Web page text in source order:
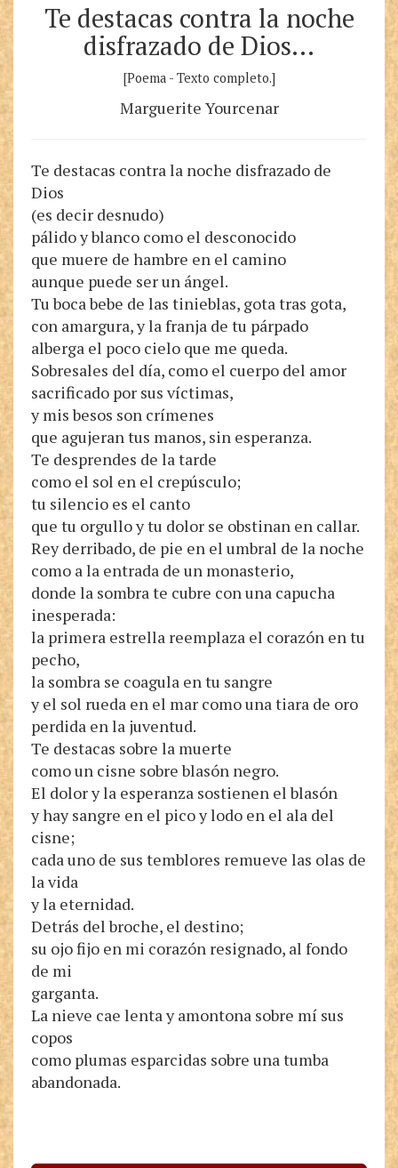
Te destacas contra la noche
disfrazado de Dios…
[Poema - Texto completo.]
Marguerite Yourcenar
Te destacas contra la noche disfrazado de
Dios
(es decir desnudo)
pálido y blanco como el desconocido
que muere de hambre en el camino
aunque puede ser un ángel.
Tu boca bebe de las tinieblas, gota tras gota,
con amargura, y la franja de tu párpado
alberga el poco cielo que me queda.
Sobresales del día, como el cuerpo del amor
sacrificado por sus víctimas,
y mis besos son crímenes
que agujeran tus manos, sin esperanza.
Te desprendes de la tarde
como el sol en el crepúsculo;
tu silencio es el canto
que tu orgullo y tu dolor se obstinan en callar.
Rey derribado, de pie en el umbral de la noche
como a la entrada de un monasterio,
donde la sombra te cubre con una capucha
inesperada:
la primera estrella reemplaza el corazón en tu
pecho,
la sombra se coagula en tu sangre
y el sol rueda en el mar como una tiara de oro
perdida en la juventud.
Te destacas sobre la muerte
como un cisne sobre blasón negro.
El dolor y la esperanza sostienen el blasón
y hay sangre en el pico y lodo en el ala del
cisne;
cada uno de sus temblores remueve las olas de
la vida
y la eternidad.
Detrás del broche, el destino;
su ojo fijo en mi corazón resignado, al fondo
de mi
garganta.
La nieve cae lenta y amontona sobre mí sus
copos
como plumas esparcidas sobre una tumba
abandonada.